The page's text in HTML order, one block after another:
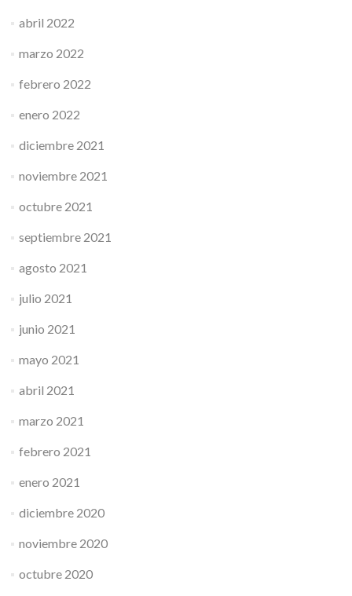
abril 2022
marzo 2022
febrero 2022
enero 2022
diciembre 2021
noviembre 2021
octubre 2021
septiembre 2021
agosto 2021
julio 2021
junio 2021
mayo 2021
abril 2021
marzo 2021
febrero 2021
enero 2021
diciembre 2020
noviembre 2020
octubre 2020